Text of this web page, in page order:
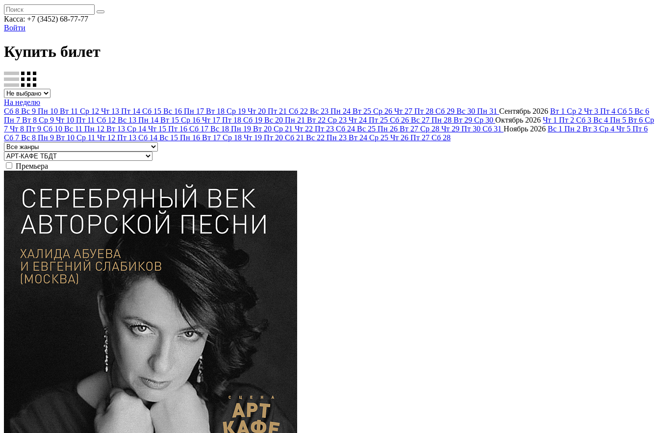
Касса: +7 (3452) 68-77-77
Войти
Купить билет
На неделю
Сб 8 Вс 9 Пн 10 Вт 11 Ср 12 Чт 13 Пт 14 Сб 15 Вс 16 Пн 17 Вт 18 Ср 19 Чт 20 Пт 21 Сб 22 Вс 23 Пн 24 Вт 25 Ср 26 Чт 27 Пт 28 Сб 29 Вс 30 Пн 31 Сентябрь 2026 Вт 1 Ср 2 Чт 3 Пт 4 Сб 5 Вс 6
Пн 7 Вт 8 Ср 9 Чт 10 Пт 11 Сб 12 Вс 13 Пн 14 Вт 15 Ср 16 Чт 17 Пт 18 Сб 19 Вс 20 Пн 21 Вт 22 Ср 23 Чт 24 Пт 25 Сб 26 Вс 27 Пн 28 Вт 29 Ср 30 Октябрь 2026 Чт 1 Пт 2 Сб 3 Вс 4 Пн 5 Вт 6 Ср
7 Чт 8 Пт 9 Сб 10 Вс 11 Пн 12 Вт 13 Ср 14 Чт 15 Пт 16 Сб 17 Вс 18 Пн 19 Вт 20 Ср 21 Чт 22 Пт 23 Сб 24 Вс 25 Пн 26 Вт 27 Ср 28 Чт 29 Пт 30 Сб 31 Ноябрь 2026 Вс 1 Пн 2 Вт 3 Ср 4 Чт 5 Пт 6
Сб 7 Вс 8 Пн 9 Вт 10 Ср 11 Чт 12 Пт 13 Сб 14 Вс 15 Пн 16 Вт 17 Ср 18 Чт 19 Пт 20 Сб 21 Вс 22 Пн 23 Вт 24 Ср 25 Чт 26 Пт 27 Сб 28
Премьера